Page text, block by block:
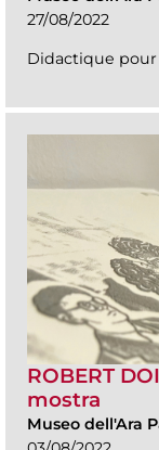
27/08/2022
Didactique
ROBERT
mostra
Museo dell'Ara